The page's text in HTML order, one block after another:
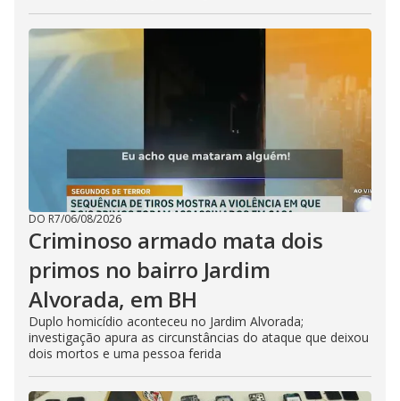
DO R7/06/08/2026
Criminoso armado mata dois
primos no bairro Jardim
Alvorada, em BH
Duplo homicídio aconteceu no Jardim Alvorada;
investigação apura as circunstâncias do ataque que deixou
dois mortos e uma pessoa ferida